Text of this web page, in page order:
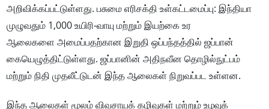
அறிவிக்கப்பட்டுள்ளது. பசுமை எரிசக்தி உள்கட்டமைப்பு: இந்தியா
முழுவதும் 1,000 உயிரி-வாயு மற்றும் இயற்கை உர
ஆலைகளை அமைப்பதற்கான இறுதி ஒப்பந்தத்தில் ஜப்பான்
கையெழுத்திட்டுள்ளது. ஜப்பானின் அதிநவீன தொழில்நுட்பம்
மற்றும் நிதி முதலீட்டுடன் இந்த ஆலைகள் நிறுவப்பட உள்ளன.
இந்த ஆலைகள் மூலம் விவசாயக் கழிவுகள் மற்றும் உழவுக்